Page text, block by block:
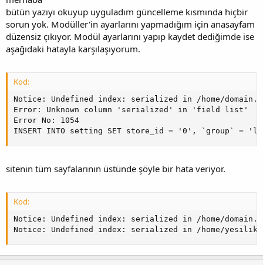
bütün yazıyı okuyup uyguladım güncelleme kısmında hiçbir
sorun yok. Modüller'in ayarlarını yapmadığım için anasayfam
düzensiz çıkıyor. Modül ayarlarını yapıp kaydet dediğimde ise
aşağıdaki hatayla karşılaşıyorum.
Kod:
Notice: Undefined index: serialized in /home/
Error: Unknown column 'serialized' in 'field list'
Error No: 1054
INSERT INTO setting SET store_id = '0',
sitenin tüm sayfalarının üstünde şöyle bir hata veriyor.
Kod:
Notice: Undefined index: serialized in /home/
Notice: Undefined index: serialized in /home/